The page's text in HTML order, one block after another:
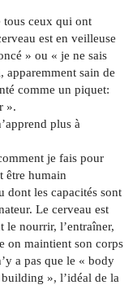
tous ceux qui ont
est en veilleuse
» ou « je ne sais
apparemment sain de
comme un piquet:
».
plus à
je fais pour
être humain
dont les capacités sont
Le cerveau est
le nourrir, l’entraîner,
on maintient son corps
a pas que le « body
», l’idéal de la